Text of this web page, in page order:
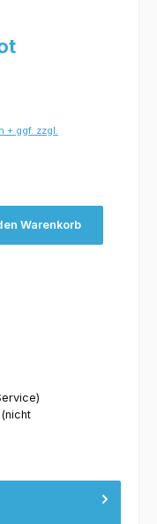
+ ggf. zzgl.
Warenkorb